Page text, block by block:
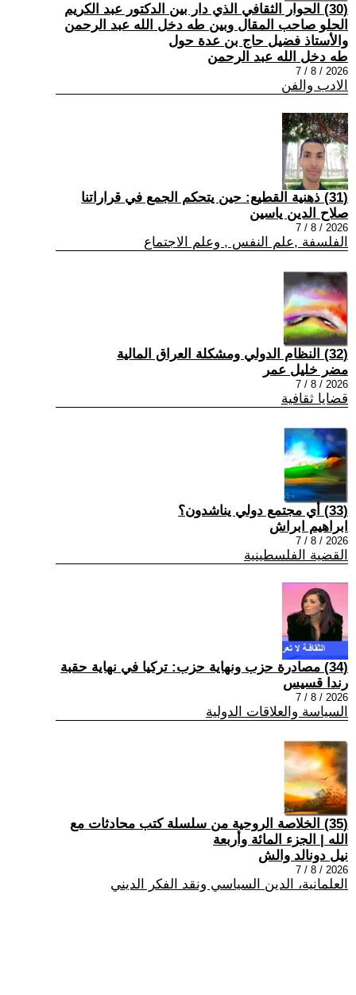
(30) الحوار الثقافي الذي دار بين الدكتور عبد الكريم
الحلو صاحب المقال وبين طه دخل الله عبد الرحمن
والأستاذ فضيل حاج بن عدة حول
طه دخل الله عبد الرحمن
2026 / 8 / 7
الادب والفن
(31) ذهنية القطيع: حين يتحكم الجمع في قراراتنا
صلاح الدين ياسين
2026 / 8 / 7
الفلسفة ,علم النفس , وعلم الاجتماع
(32) النظام الدولي ومشكلة العراق المالية
مضر خليل عمر
2026 / 8 / 7
قضايا ثقافية
(33) أي مجتمع دولي يناشدون؟
ابراهيم ابراش
2026 / 8 / 7
القضية الفلسطينية
(34) مصادرة حزب ونهاية حزب: تركيا في نهاية حقبة
رندا قسيس
2026 / 8 / 7
السياسة والعلاقات الدولية
(35) الخلاصة الروحية من سلسلة كتب محادثات مع
الله | الجزء المائة وأربعة
نيل دونالد والش
2026 / 8 / 7
العلمانية، الدين السياسي ونقد الفكر الديني